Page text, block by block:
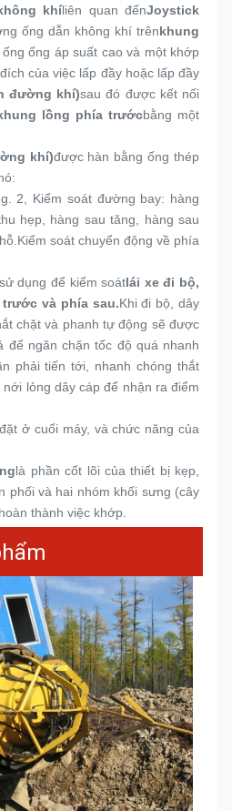
khíliên quan đếnJoystick
ống dẫn không khí trênkhung
ống áp suất cao và một khớp
của việc lấp đầy hoặc lấp đầy
đường khí)sau đó được kết nối
lồng phía trướcbằng một
khí)được hàn bằng ống thép
2, Kiểm soát đường bay: hàng
hẹp, hàng sau tăng, hàng sau
soát chuyển động về phía
dụng để kiểm soátlái xe đi bộ,
và phía sau.Khi đi bộ, dây
chặt và phanh tự động sẽ được
để ngăn chặn tốc độ quá nhanh
phải tiến tới, nhanh chóng thắt
lỏng dây cáp để nhận ra điểm
ở cuối máy, và chức năng của
là phần cốt lõi của thiết bị kẹp,
phối và hai nhóm khối sưng (cây
thành việc khớp.